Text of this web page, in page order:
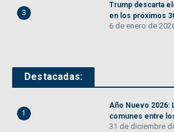
3
Trump descarta
en los próximos
6 de enero de
Destacadas:
1
Año Nuevo 2026:
comunes entre
31 de diciembre